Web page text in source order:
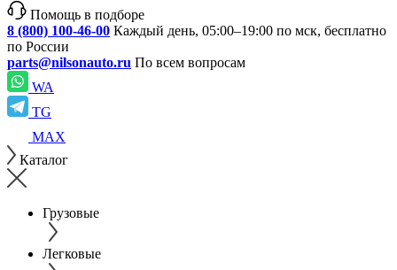
Помощь в подборе
8 (800) 100-46-00 Каждый день, 05:00–19:00 по мск, бесплатно
по России
parts@nilsonauto.ru По всем вопросам
WA
TG
MAX
Каталог
Грузовые
Легковые